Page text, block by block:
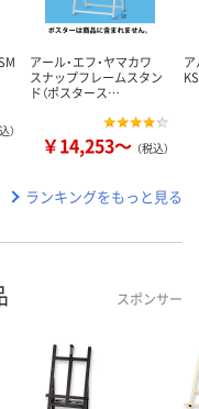
）
アール・エフ・ヤマカワ
スナップフレームスタン
ド（ポスタース…
￥14,253～ （税込）
KS
ランキングをもっと見る
スポンサー